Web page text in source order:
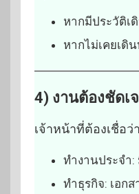
หากมีประวัติเ
หากไม่เคยเดิ
4) งานต้องชัดเ
เจ้าหน้าที่ต้องเชื่อ
ทำงานประจำ:
ทำธุรกิจ: เอก